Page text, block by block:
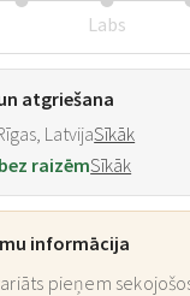
Labs
atgriešana
LatvijaSīkāk
raizēmSīkāk
informācija
pieņem